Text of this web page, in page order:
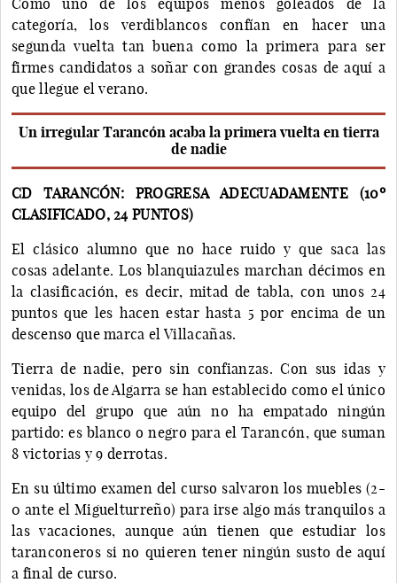
categoría, los verdiblancos confían en hacer una
segunda vuelta tan buena como la primera para ser
firmes candidatos a soñar con grandes cosas de aquí a
que llegue el verano.
Un irregular Tarancón acaba la primera vuelta en tierra
de nadie
CD TARANCÓN: PROGRESA ADECUADAMENTE (10º
CLASIFICADO, 24 PUNTOS)
El clásico alumno que no hace ruido y que saca las
cosas adelante. Los blanquiazules marchan décimos en
la clasificación, es decir, mitad de tabla, con unos 24
puntos que les hacen estar hasta 5 por encima de un
descenso que marca el Villacañas.
Tierra de nadie, pero sin confianzas. Con sus idas y
venidas, los de Algarra se han establecido como el único
equipo del grupo que aún no ha empatado ningún
partido: es blanco o negro para el Tarancón, que suman
8 victorias y 9 derrotas.
En su último examen del curso salvaron los muebles (2-
0 ante el Miguelturreño) para irse algo más tranquilos a
las vacaciones, aunque aún tienen que estudiar los
taranconeros si no quieren tener ningún susto de aquí
a final de curso.